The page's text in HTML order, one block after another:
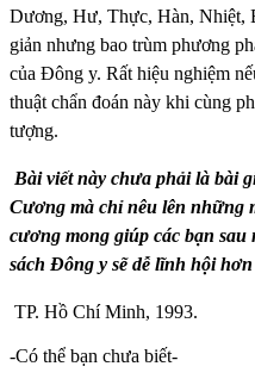
Dương, Hư, Thực, Hàn, Nhiệt,
giản nhưng bao trùm phương
của Đông y. Rất hiệu nghiệm
thuật chẩn đoán này khi cùng
tượng.
Bài viết này chưa phải là bài
Cương mà chỉ nêu lên những
cương mong giúp các bạn sau
sách Đông y sẽ dễ lĩnh hội
TP. Hồ Chí Minh, 1993.
-Có thể bạn chưa biết-